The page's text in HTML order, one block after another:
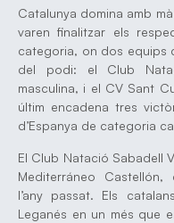
Catalunya domina amb
varen finalitzar els
categoria, on dos equips
del podi: el Club
masculina, i el CV Sant
últim encadena tres
d’Espanya de categoria
El Club Natació Sabadell
Mediterráneo Castellón,
l’any passat. Els
Leganés en un més que